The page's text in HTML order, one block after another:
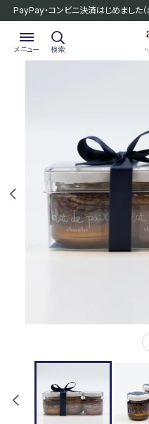
PayPay・コンビニ決済はじめました
メニュー 検索